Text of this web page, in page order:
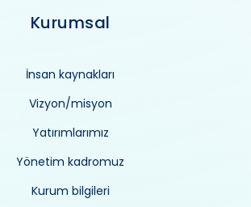
Kurumsal
İnsan kaynakları
Vizyon/misyon
Yatırımlarımız
Yönetim kadromuz
Kurum bilgileri